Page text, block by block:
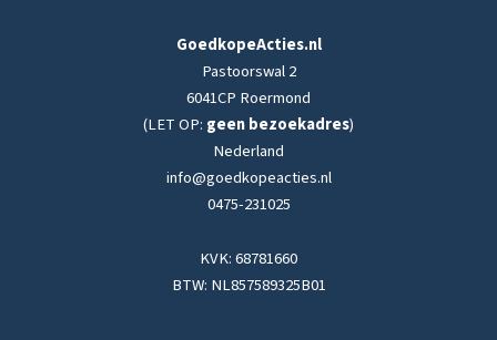
GoedkopeActies.nl
Pastoorswal 2
6041CP Roermond
(LET OP: geen bezoekadres)
Nederland
info@goedkopeacties.nl
0475-231025
KVK: 68781660
BTW: NL857589325B01